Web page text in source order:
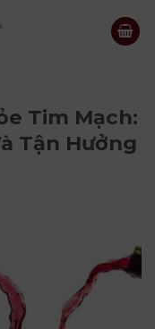
Tim Mạch:
Tận Hưởng